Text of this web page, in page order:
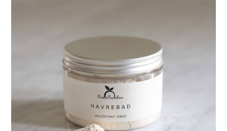
LÄGG I VARUKORG